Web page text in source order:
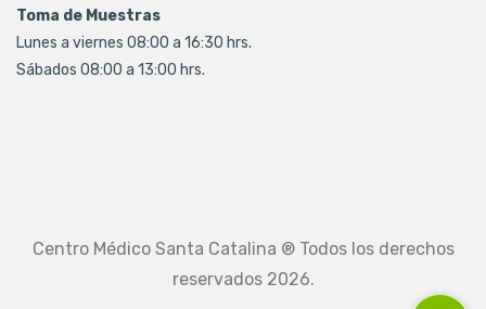
Toma de Muestras
Lunes a viernes 08:00 a 16:30 hrs.
Sábados 08:00 a 13:00 hrs.
Centro Médico Santa Catalina ® Todos los derechos
reservados 2026.